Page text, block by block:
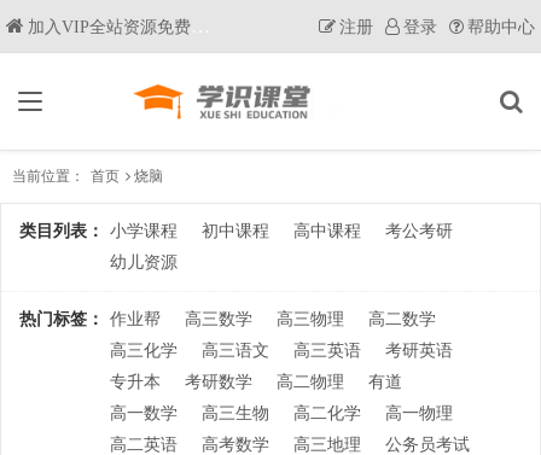
加入VIP全站资源免费获取 注册 登录 帮助中心
当前位置： 首页 烧脑
类目列表： 小学课程 初中课程 高中课程
考公考研
幼儿资源
热门标签： 作业帮 高三数学 高三物理
高二数学
高三化学
高三语文 高三英语
考研英语
专升本
考研数学 高二物理
有道
高一数学
高三生物 高二化学
高一物理
高二英语
高考数学 高三地理
公务员考试